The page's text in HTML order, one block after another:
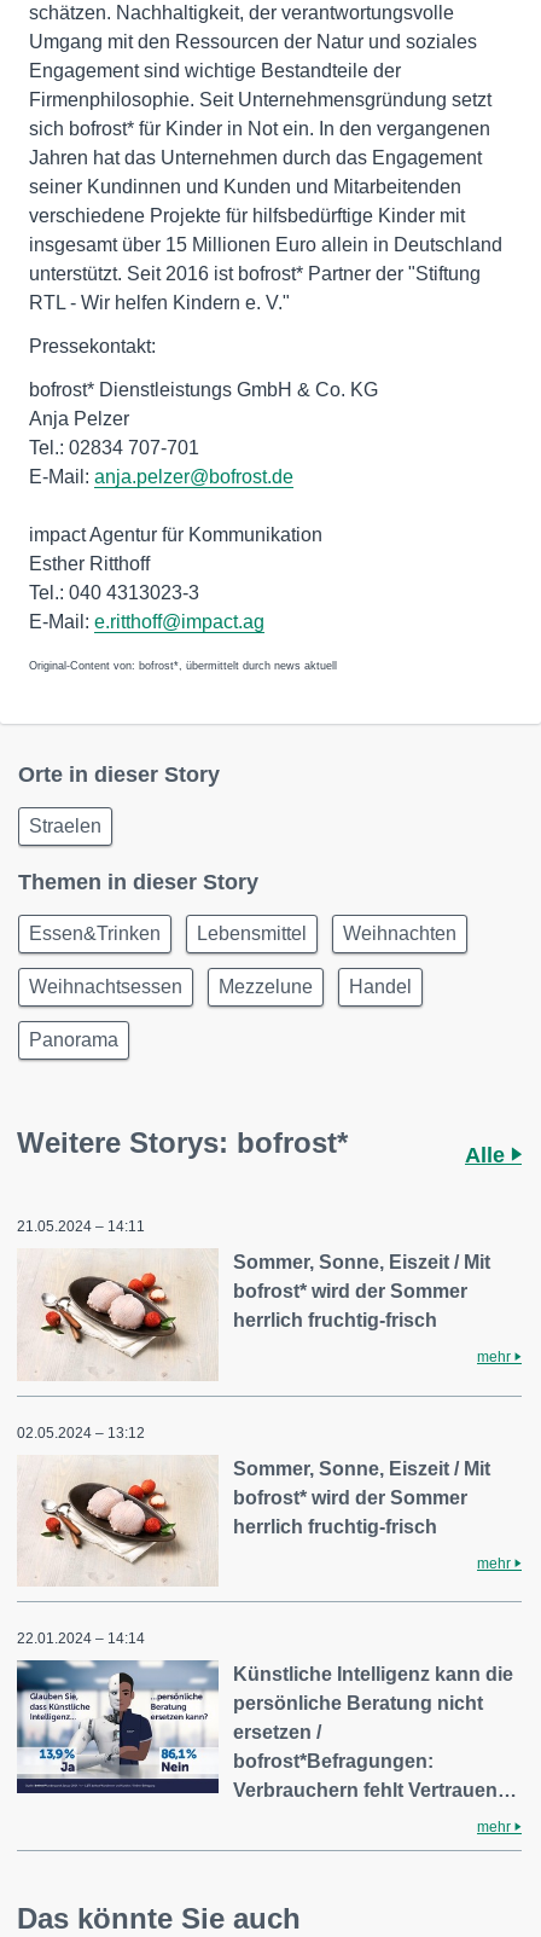
schätzen. Nachhaltigkeit, der verantwortungsvolle
Umgang mit den Ressourcen der Natur und soziales
Engagement sind wichtige Bestandteile der
Firmenphilosophie. Seit Unternehmensgründung setzt
sich bofrost* für Kinder in Not ein. In den vergangenen
Jahren hat das Unternehmen durch das Engagement
seiner Kundinnen und Kunden und Mitarbeitenden
verschiedene Projekte für hilfsbedürftige Kinder mit
insgesamt über 15 Millionen Euro allein in Deutschland
unterstützt. Seit 2016 ist bofrost* Partner der "Stiftung
RTL - Wir helfen Kindern e. V."
Pressekontakt:
bofrost* Dienstleistungs GmbH & Co. KG
Anja Pelzer
Tel.: 02834 707-701
E-Mail: anja.pelzer@bofrost.de
impact Agentur für Kommunikation
Esther Ritthoff
Tel.: 040 4313023-3
E-Mail: e.ritthoff@impact.ag
Original-Content von: bofrost*, übermittelt durch news aktuell
Orte in dieser Story
Straelen
Themen in dieser Story
Essen&Trinken Lebensmittel Weihnachten
Weihnachtsessen Mezzelune Handel
Panorama
Weitere Storys: bofrost* Alle
21.05.2024 – 14:11
Sommer, Sonne, Eiszeit / Mit
bofrost* wird der Sommer
herrlich fruchtig-frisch
mehr
02.05.2024 – 13:12
Sommer, Sonne, Eiszeit / Mit
bofrost* wird der Sommer
herrlich fruchtig-frisch
mehr
22.01.2024 – 14:14
Künstliche Intelligenz kann die
persönliche Beratung nicht
ersetzen /
bofrost*Befragungen:
Verbrauchern fehlt Vertrauen…
mehr
Das könnte Sie auch